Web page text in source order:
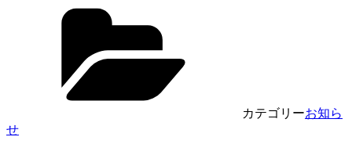
カテゴリーお知ら
せ